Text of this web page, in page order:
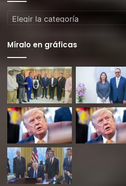
Categorías
Míralo en gráficas